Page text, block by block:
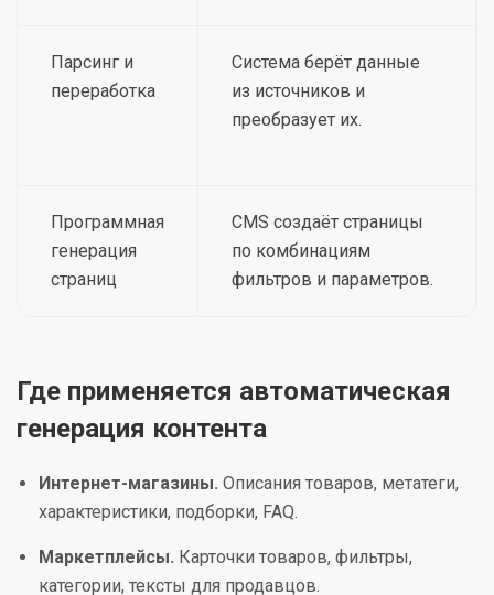
Парсинг и
переработка
Система берёт данные
из источников и
преобразует их.
Программная
генерация
страниц
CMS создаёт страницы
по комбинациям
фильтров и параметров.
Где применяется автоматическая
генерация контента
Интернет-магазины. Описания товаров, метатеги,
характеристики, подборки, FAQ.
Маркетплейсы. Карточки товаров, фильтры,
категории, тексты для продавцов.